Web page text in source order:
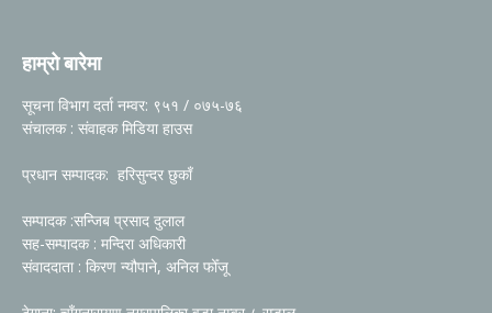
हाम्रो बारेमा
सूचना विभाग दर्ता नम्वर: ९५१ / ०७५-७६
संचालक : संवाहक मिडिया हाउस
प्रधान सम्पादक: हरिसुन्दर छुकाँ
सम्पादक :सन्जिब प्रसाद दुलाल
सह-सम्पादक : मन्दिरा अधिकारी
संवाददाता : किरण न्यौपाने, अनिल फोँजू